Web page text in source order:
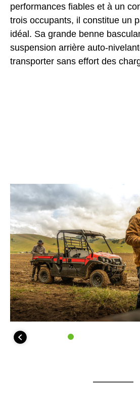
performances fiables et à un
trois occupants, il constitue un
idéal. Sa grande benne
suspension arrière auto-
transporter sans effort des